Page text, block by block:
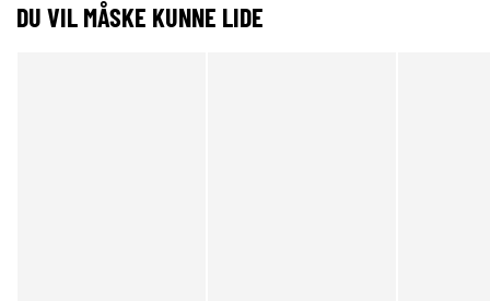
DU VIL MÅSKE KUNNE LIDE